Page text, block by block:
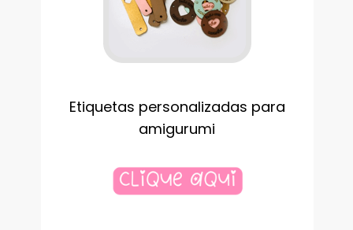
Etiquetas personalizadas para
amigurumi